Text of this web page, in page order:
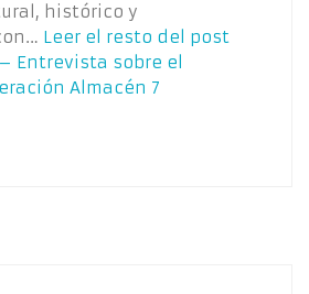
histórico y
Leer el resto del post
Entrevista sobre el
Almacén 7